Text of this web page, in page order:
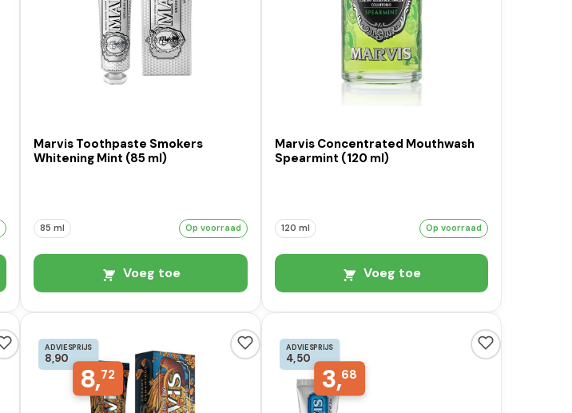
Marvis Toothpaste Smokers
Whitening Mint (85 ml)
85 ml Op voorraad
Voeg toe
Marvis Concentrated Mouthwash
Spearmint (120 ml)
120 ml Op voorraad
Voeg toe
ADVIESPRIJS
8,90
8,72
ADVIESPRIJS
4,50
3,68